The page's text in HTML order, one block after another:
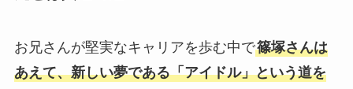
お兄さんが堅実なキャリアを歩む中で篠塚さんは
あえて、新しい夢である「アイドル」という道を